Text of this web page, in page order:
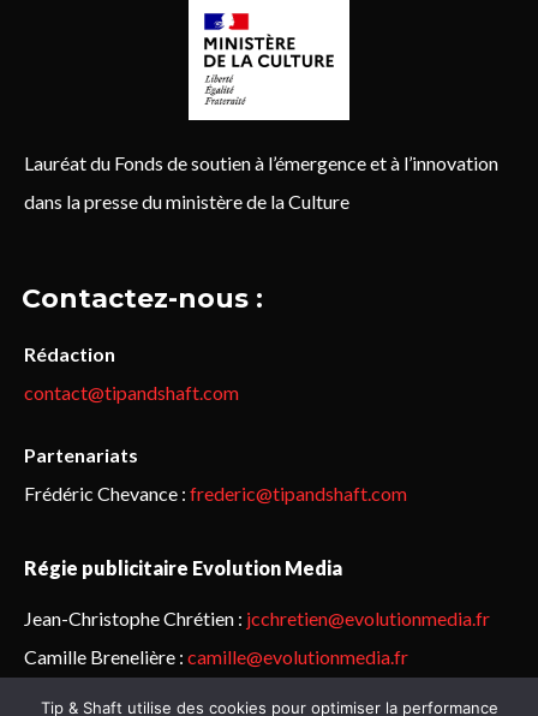
Lauréat du Fonds de soutien à l’émergence et à l’innovation
dans la presse du ministère de la Culture
Contactez-nous :
Rédaction
contact@tipandshaft.com
Partenariats
Frédéric Chevance : frederic@tipandshaft.com
Régie publicitaire Evolution Media
Jean-Christophe Chrétien : jcchretien@evolutionmedia.fr
Camille Brenelière : camille@evolutionmedia.fr
Tip & Shaft utilise des cookies pour optimiser la performance